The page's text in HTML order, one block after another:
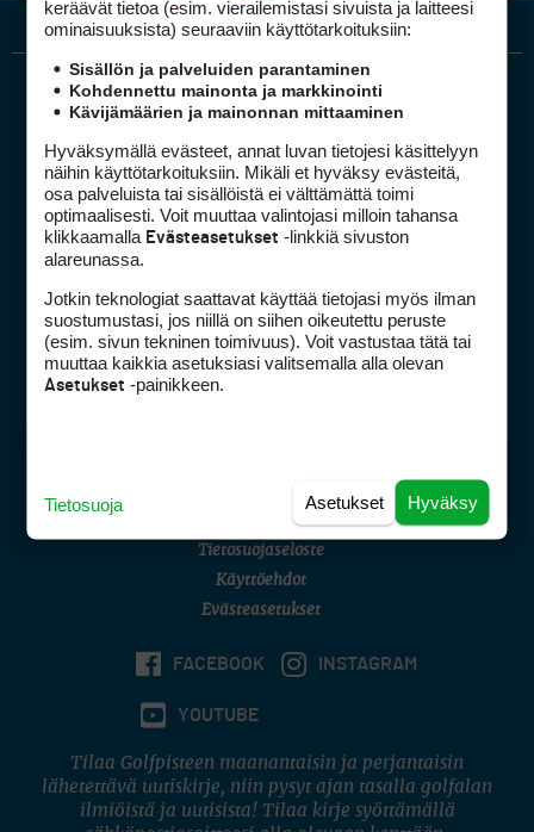
Golfpiste mediakortti
Golfpisteen yhteystiedot
DSA avoimuusraportti
Asiakaspalvelu
(digi) digi@otavamedia.fi
Tietosuojaseloste
Käyttöehdot
Evästeasetukset
FACEBOOK INSTAGRAM
YOUTUBE
Tilaa Golfpisteen maanantaisin ja perjantaisin
lähetettävä uutiskirje, niin pysyt ajan tasalla golfalan
ilmiöistä ja uutisista! Tilaa kirje syöttämällä
keräävät tietoa (esim. vierailemis­tasi sivuista ja laitteesi
ominaisuuk­sista) seuraaviin käyttötarkoituksiin:
Sisällön ja palveluiden parantaminen
Kohdennettu mainonta ja markkinointi
Kävijämäärien ja mainonnan mittaaminen
Hyväksymällä evästeet, annat luvan tietojesi käsittelyyn
näihin käyttötarkoituksiin. Mikäli et hyväksy evästeitä,
osa palveluista tai sisällöistä ei välttämättä toimi
optimaalisesti. Voit muuttaa valintojasi milloin tahansa
klikkaamalla Evästeasetukset -linkkiä sivuston
alareunassa.
Jotkin teknologiat saattavat käyttää tietojasi myös ilman
suostumustasi, jos niillä on siihen oikeutettu peruste
(esim. sivun tekninen toimivuus). Voit vastustaa tätä tai
muuttaa kaikkia asetuksiasi valitsemalla alla olevan
Asetukset -painikkeen.
Hyväksy
Asetukset
Tietosuoja